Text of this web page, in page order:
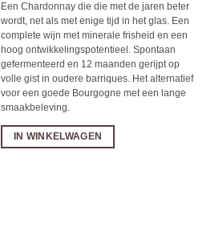
Een Chardonnay die die met de jaren beter
wordt, net als met enige tijd in het glas. Een
complete wijn met minerale frisheid en een
hoog ontwikkelingspotentieel. Spontaan
gefermenteerd en 12 maanden gerijpt op
volle gist in oudere barriques. Het alternatief
voor een goede Bourgogne met een lange
smaakbeleving.
IN WINKELWAGEN